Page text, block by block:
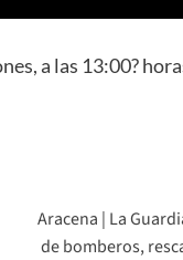
a las 13:00?
Aracena | La
de bomberos,